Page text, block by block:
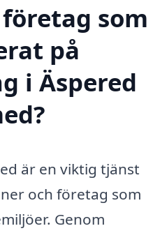
som
på
i Äspered
är en viktig tjänst
och företag som
Genom